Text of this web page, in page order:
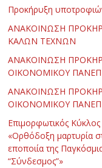
Προκήρυξη
ΑΝΑΚΟΙΝΩΣΗ
ΚΑΛΩΝ ΤΕΧΝΩΝ
ΑΝΑΚΟΙΝΩΣΗ
ΟΙΚΟΝΟΜΙΚΟΥ
ΑΝΑΚΟΙΝΩΣΗ
ΟΙΚΟΝΟΜΙΚΟΥ
Επιμορφωτικός
«Ορθόδοξη μαρτυρία
εποποιία της
“Σύνδεσμος”»